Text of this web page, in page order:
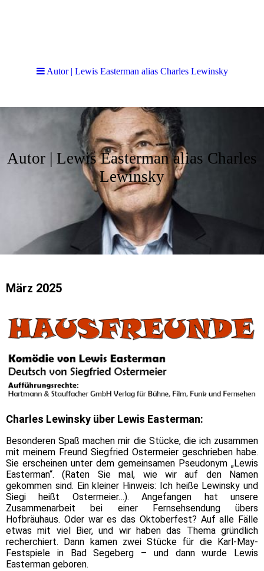
Autor | Lewis Easterman alias Charles
Lewinsky
März 2025
Charles Lewinsky über Lewis Easterman:
Besonderen Spaß machen mir die Stücke, die ich zusammen
mit meinem Freund Siegfried Ostermeier geschrieben habe.
Sie erscheinen unter dem gemeinsamen Pseudonym „Lewis
Easterman“. (Raten Sie mal, wie wir auf den Namen
gekommen sind. Ein kleiner Hinweis: Ich heiße Lewinsky und
Siegi heißt Ostermeier…). Angefangen hat unsere
Zusammenarbeit bei einer Fernsehsendung übers
Hofbräuhaus. Oder war es das Oktoberfest? Auf alle Fälle
etwas mit viel Bier, und wir haben das Thema gründlich
recherchiert. Dann kamen zwei Stücke für die Karl-May-
Festspiele in Bad Segeberg – und dann wurde Lewis
Easterman geboren.
Autor | Lewis Easterman alias Charles Lewinsky